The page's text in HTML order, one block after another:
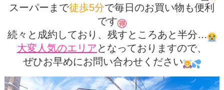
スーパーまで徒歩5分で毎日のお買い物も便利
です
続々と成約しており、残すところあと半分…
大変人気のエリアとなっておりますので、
ぜひお早めにお問い合わせください